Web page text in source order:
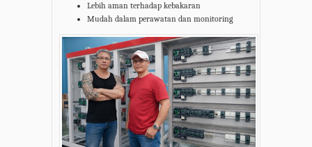
Lebih aman terhadap kebakaran
Mudah dalam perawatan dan monitoring